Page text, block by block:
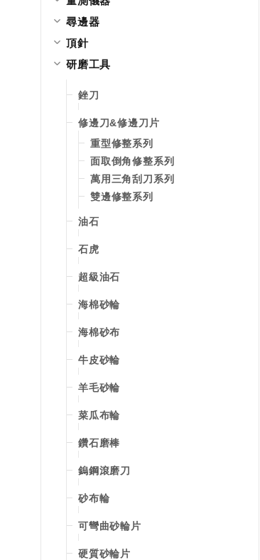
尋邊器
頂針
研磨工具
銼刀
修邊刀&修邊刀片
重型修整系列
面取倒角修整系列
萬用三角刮刀系列
雙邊修整系列
油石
石虎
超級油石
海棉砂輪
海棉砂布
牛皮砂輪
羊毛砂輪
菜瓜布輪
鑽石磨棒
鎢鋼滾磨刀
砂布輪
可彎曲砂輪片
硬質砂輪片